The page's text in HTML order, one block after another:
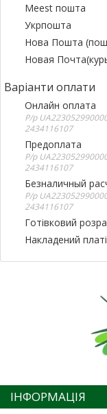
Meest пошта
Укрпошта
Нова Пошта
Новая
Варіанти оплати
Онлайн оплата
Р/р
2434116107
Предоплата
Р/р
2434116107
Безналичный
Р/р
2434116107
Готівковий
Накладений
ІНФОРМАЦІЯ